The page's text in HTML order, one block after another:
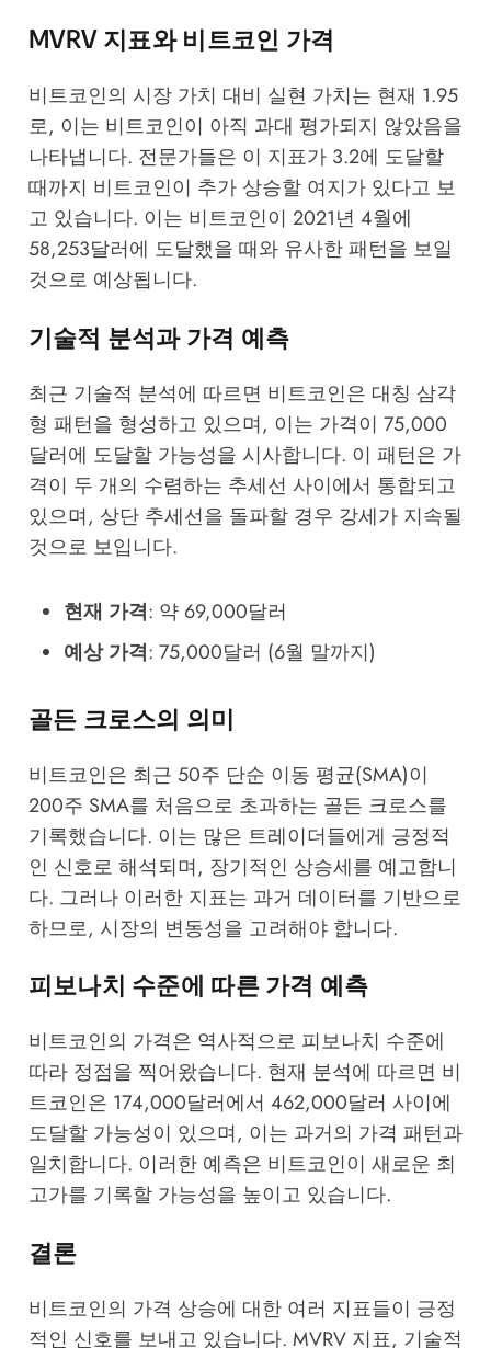
MVRV 지표와 비트코인 가격
비트코인의 시장 가치 대비 실현 가치는 현재 1.95
로, 이는 비트코인이 아직 과대 평가되지 않았음을
나타냅니다. 전문가들은 이 지표가 3.2에 도달할
때까지 비트코인이 추가 상승할 여지가 있다고 보
고 있습니다. 이는 비트코인이 2021년 4월에
58,253달러에 도달했을 때와 유사한 패턴을 보일
것으로 예상됩니다.
기술적 분석과 가격 예측
최근 기술적 분석에 따르면 비트코인은 대칭 삼각
형 패턴을 형성하고 있으며, 이는 가격이 75,000
달러에 도달할 가능성을 시사합니다. 이 패턴은 가
격이 두 개의 수렴하는 추세선 사이에서 통합되고
있으며, 상단 추세선을 돌파할 경우 강세가 지속될
것으로 보입니다.
현재 가격: 약 69,000달러
예상 가격: 75,000달러 (6월 말까지)
골든 크로스의 의미
비트코인은 최근 50주 단순 이동 평균(SMA)이
200주 SMA를 처음으로 초과하는 골든 크로스를
기록했습니다. 이는 많은 트레이더들에게 긍정적
인 신호로 해석되며, 장기적인 상승세를 예고합니
다. 그러나 이러한 지표는 과거 데이터를 기반으로
하므로, 시장의 변동성을 고려해야 합니다.
피보나치 수준에 따른 가격 예측
비트코인의 가격은 역사적으로 피보나치 수준에
따라 정점을 찍어왔습니다. 현재 분석에 따르면 비
트코인은 174,000달러에서 462,000달러 사이에
도달할 가능성이 있으며, 이는 과거의 가격 패턴과
일치합니다. 이러한 예측은 비트코인이 새로운 최
고가를 기록할 가능성을 높이고 있습니다.
결론
비트코인의 가격 상승에 대한 여러 지표들이 긍정
적인 신호를 보내고 있습니다. MVRV 지표, 기술적